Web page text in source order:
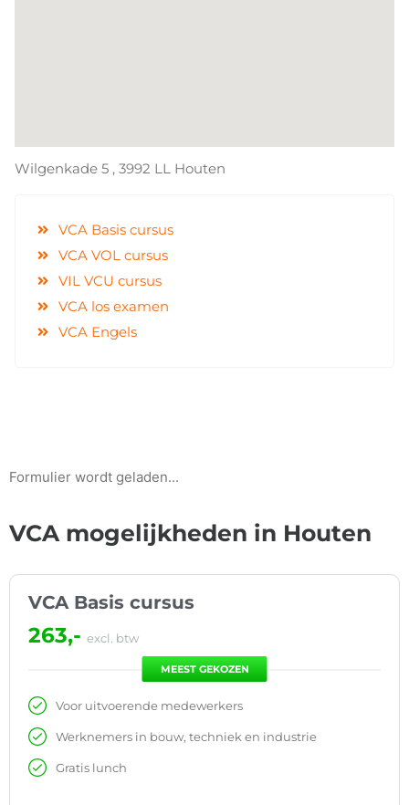
Wilgenkade 5 , 3992 LL Houten
VCA Basis cursus
VCA VOL cursus
VIL VCU cursus
VCA los examen
VCA Engels
Formulier wordt geladen...
VCA mogelijkheden in Houten
VCA Basis cursus
263,- excl. btw
MEEST GEKOZEN
Voor uitvoerende medewerkers
Werknemers in bouw, techniek en industrie
Gratis lunch